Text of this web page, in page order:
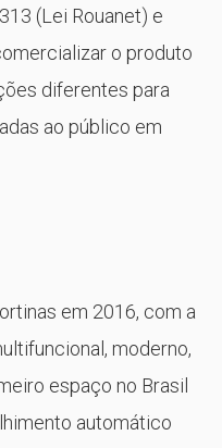
(Lei Rouanet) e
o produto
diferentes para
ao público em
em 2016, com a
moderno,
espaço no Brasil
automático